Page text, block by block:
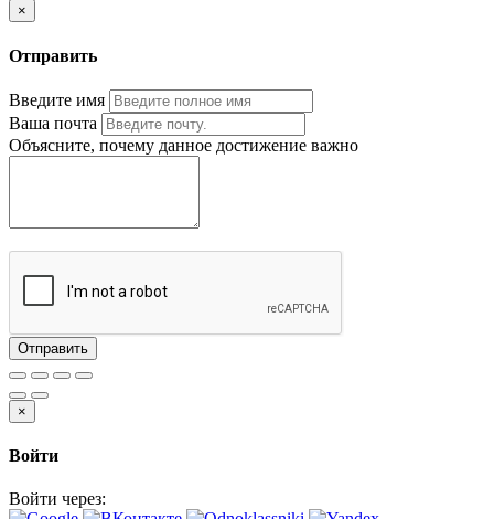
×
Отправить
Введите имя
Ваша почта
Объясните, почему данное достижение важно
Отправить
×
Войти
Войти через: